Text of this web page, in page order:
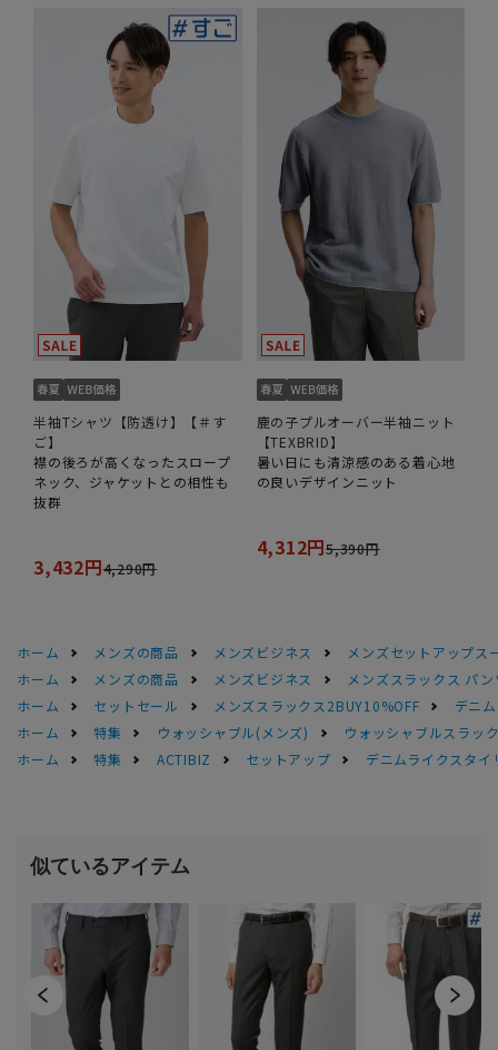
半袖Tシャツ【防透け】【＃す
ご】
襟の後ろが高くなったスロープ
ネック、ジャケットとの相性も
抜群
3,432円4,290円
鹿の子プルオーバー半袖ニット
【TEXBRID】
暑い日にも清涼感のある着心地
の良いデザインニット
4,312円5,390円
ホーム メンズの商品 メンズビジネス
メンズセットアップス
ホーム
メンズの商品 メンズビジネス
メンズスラックス パン
ホーム
セットセール メンズスラックス2BUY10%OFF
デニ
ホーム
特集 ウォッシャブル(メンズ)
ウォッシャブルスラッ
ホーム
特集 ACTIBIZ セットアップ デニムライクスタ